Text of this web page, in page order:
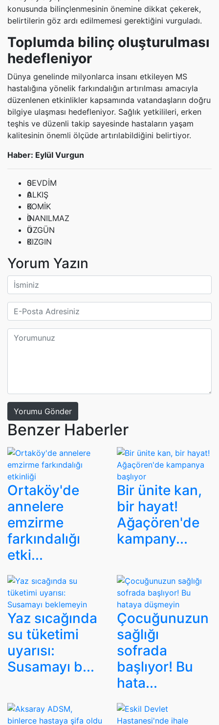
konusunda bilinçlenmesinin önemine dikkat çekerek,
belirtilerin göz ardı edilmemesi gerektiğini vurguladı.
Toplumda bilinç oluşturulması
hedefleniyor
Dünya genelinde milyonlarca insanı etkileyen MS
hastalığına yönelik farkındalığın artırılması amacıyla
düzenlenen etkinlikler kapsamında vatandaşların doğru
bilgiye ulaşması hedefleniyor. Sağlık yetkilileri, erken
teşhis ve düzenli takip sayesinde hastaların yaşam
kalitesinin önemli ölçüde artırılabildiğini belirtiyor.
Haber: Eylül Vurgun
0
SEVDİM
0
ALKIŞ
0
KOMİK
0
İNANILMAZ
0
ÜZGÜN
0
KIZGIN
Yorum Yazın
Yorumu Gönder
Benzer Haberler
Ortaköy'de
annelere
emzirme
farkındalığı
etki...
Bir ünite kan,
bir hayat!
Ağaçören'de
kampany...
Yaz sıcağında
su tüketimi
uyarısı:
Susamayı b...
Çocuğunuzun
sağlığı
sofrada
başlıyor! Bu
hata...